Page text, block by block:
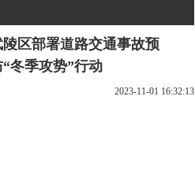
陵区部署道路交通事故预
“冬季攻势”行动
2023-11-01 16:32:13